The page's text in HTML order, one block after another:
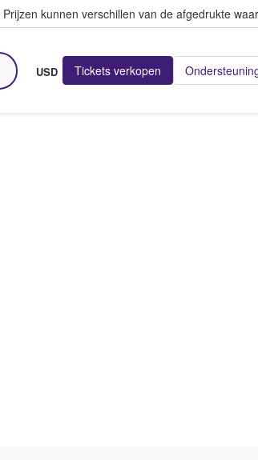
Prijzen kunnen verschillen van de afgedrukte
USD Tickets verkopen